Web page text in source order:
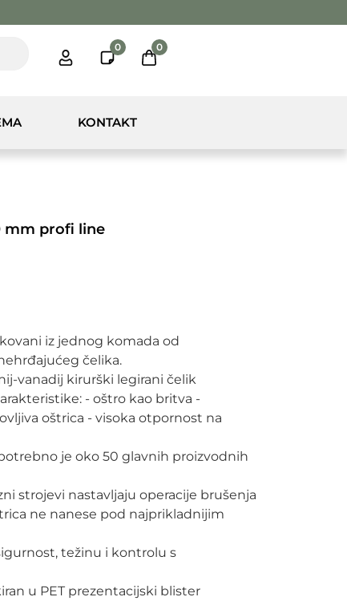
0 0
KONTAKT
mm profi line
iz jednog komada od
čelika.
vanadij kirurški legirani čelik
- oštro kao britva -
oštrica - visoka otpornost na
je oko 50 glavnih proizvodnih
strojevi nastavljaju operacije brušenja
ne nanese pod najprikladnijim
težinu i kontrolu s
u PET prezentacijski blister